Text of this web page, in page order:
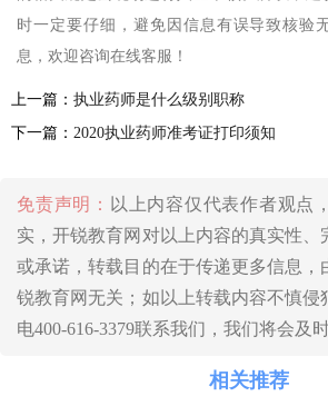
时一定要仔细，避免因信息有误导致核验
息，欢迎咨询在线客服！
上一篇： 执业药师是什么级别职称
下一篇： 2020执业药师准考证打印须知
免责声明：
以上内容仅代表作者观点
实，开锐教育网对以上内容的真实性、
或承诺，转载目的在于传递更多信息，
锐教育网无关；如以上转载内容不慎侵
电400-616-3379联系我们，我们将会及时
相关推荐